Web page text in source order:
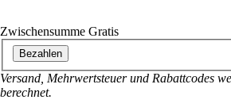
Zwischensumme Gratis
Bezahlen
Versand, Mehrwertsteuer und Rabattcodes
berechnet.